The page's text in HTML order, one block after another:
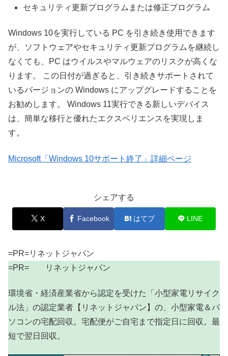
セキュリティ更新プログラムまたは修正プログラム
Windows 10を実行している PC を引き続き使用できます
が、ソフトウェアやセキュリティ更新プログラムを継続し
なくても、PC はウイルスやマルウェアのリスクが高くな
ります。 この日付が過ぎると、引き続きサポートされて
いるバージョンの Windows にアップグレードすることを
お勧めします。 Windows 11実行できる新しいデバイス
は、簡単な移行と優れたエクスペリエンスを実現しま
す。
Microsoft「Windows 10サポート終了」詳細ページ
シェアする
X Facebook はてブ LINE
=PR=リネットジャパン
=PR= リネットジャパン
環境省・経済産業省から認定を受けた「小型家電リサイク
ル法」の認定業者【リネットジャパン】の、小型家電＆パ
ソコンの宅配回収。宅配便がご自宅まで指定日に回収。最
短で翌日回収。